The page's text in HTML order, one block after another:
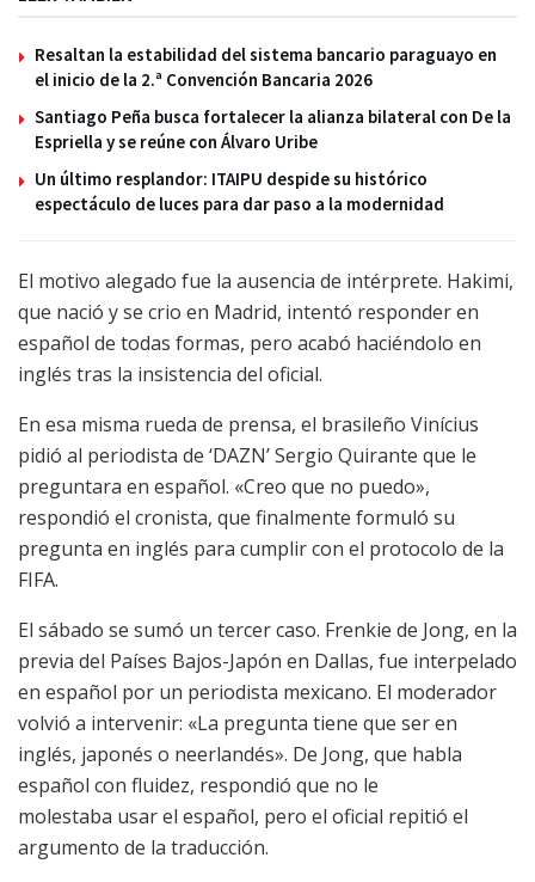
Resaltan la estabilidad del sistema bancario paraguayo en
el inicio de la 2.ª Convención Bancaria 2026
Santiago Peña busca fortalecer la alianza bilateral con De la
Espriella y se reúne con Álvaro Uribe
Un último resplandor: ITAIPU despide su histórico
espectáculo de luces para dar paso a la modernidad
El motivo alegado fue la ausencia de intérprete. Hakimi,
que nació y se crio en Madrid, intentó responder en
español de todas formas, pero acabó haciéndolo en
inglés tras la insistencia del oficial.
En esa misma rueda de prensa, el brasileño Vinícius
pidió al periodista de ‘DAZN’ Sergio Quirante que le
preguntara en español. «Creo que no puedo»,
respondió el cronista, que finalmente formuló su
pregunta en inglés para cumplir con el protocolo de la
FIFA.
El sábado se sumó un tercer caso. Frenkie de Jong, en la
previa del Países Bajos-Japón en Dallas, fue interpelado
en español por un periodista mexicano. El moderador
volvió a intervenir: «La pregunta tiene que ser en
inglés, japonés o neerlandés». De Jong, que habla
español con fluidez, respondió que no le
molestaba usar el español, pero el oficial repitió el
argumento de la traducción.